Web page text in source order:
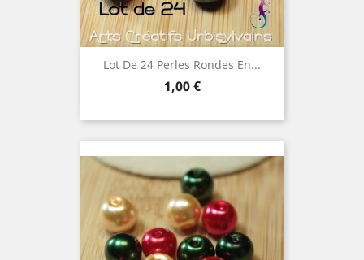
Lot De 24 Perles Rondes En...
Prix
1,00 €